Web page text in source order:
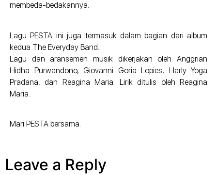
membeda-bedakannya.
Lagu PESTA ini juga termasuk dalam bagian dari album
kedua The Everyday Band.
Lagu dan aransemen musik dikerjakan oleh Anggrian
Hidha Purwandono, Giovanni Goria Lopies, Harly Yoga
Pradana, dan Reagina Maria. Lirik ditulis oleh Reagina
Maria.
Mari PESTA bersama.
Leave a Reply